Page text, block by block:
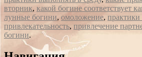
вторник, какой богине соответствует
лунные богини, омоложение, практики
привлекательность, привлечение
богини.